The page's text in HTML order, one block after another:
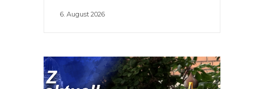
6. August 2026